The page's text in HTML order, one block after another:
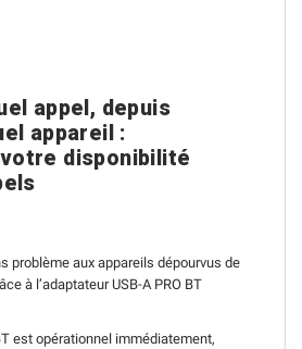
appel, depuis
appareil :
disponibilité
problème aux appareils dépourvus de
à l’adaptateur USB-A PRO BT
est opérationnel immédiatement,